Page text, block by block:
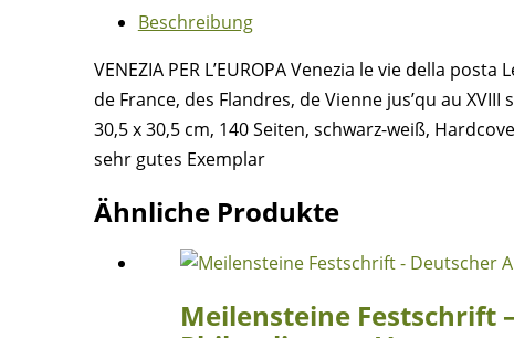
Franco
Menge
Beschreibung
VENEZIA PER L’EUROPA Venezia le vie della
de France, des Flandres, de Vienne jus’qu au XVIII
30,5 x 30,5 cm, 140 Seiten, schwarz-weiß,
sehr gutes Exemplar
Ähnliche Produkte
Meilensteine Festschrift